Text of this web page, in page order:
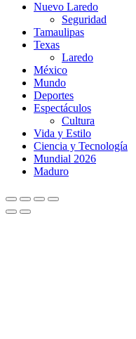
Nuevo Laredo
Seguridad
Tamaulipas
Texas
Laredo
México
Mundo
Deportes
Espectáculos
Cultura
Vida y Estilo
Ciencia y Tecnología
Mundial 2026
Maduro